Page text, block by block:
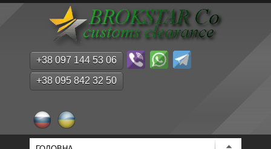
+38 097 144 53 06
+38 095 842 32 50